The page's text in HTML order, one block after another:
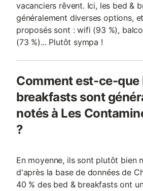
vacanciers rêvent. Ici, les bed &
généralement diverses options,
proposés sont : wifi (93 %),
(73 %)... Plutôt sympa !
Comment est-ce-que
breakfasts sont
notés à Les
?
En moyenne, ils sont plutôt bien
d'après la base de données de
40 % des bed & breakfasts ont